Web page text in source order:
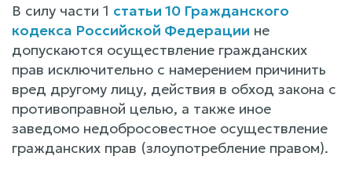
В силу части 1 статьи 10 Гражданского
кодекса Российской Федерации не
допускаются осуществление гражданских
прав исключительно с намерением причинить
вред другому лицу, действия в обход закона с
противоправной целью, а также иное
заведомо недобросовестное осуществление
гражданских прав (злоупотребление правом).